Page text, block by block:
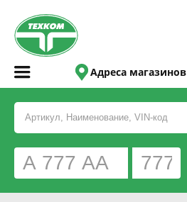
Адреса магазинов